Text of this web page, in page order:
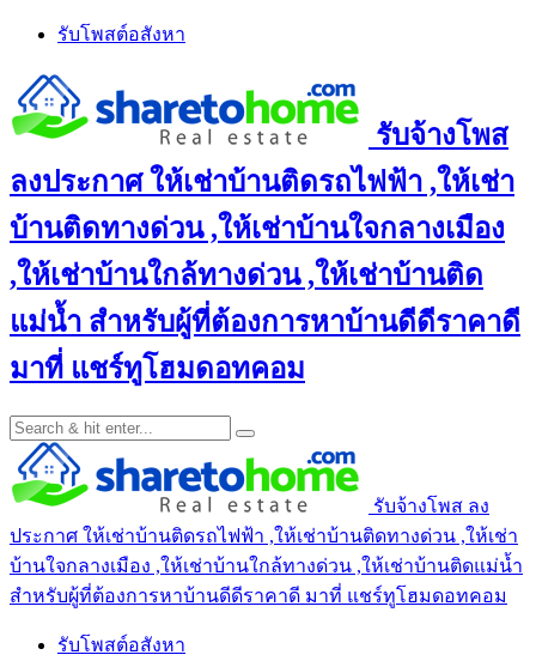
Skip
content
รับโพสต์อสังหา
รับจ้างโพส
ลงประกาศ ให้เช่าบ้านติดรถไฟฟ้า ,ให้เช่า
บ้านติดทางด่วน ,ให้เช่าบ้านใจกลางเมือง
,ให้เช่าบ้านใกล้ทางด่วน ,ให้เช่าบ้านติด
แม่น้ำ สำหรับผู้ที่ต้องการหาบ้านดีดีราคาดี
มาที่ แชร์ทูโฮมดอทคอม
รับจ้างโพส ลง
ประกาศ ให้เช่าบ้านติดรถไฟฟ้า ,ให้เช่าบ้านติดทางด่วน ,ให้เช่า
บ้านใจกลางเมือง ,ให้เช่าบ้านใกล้ทางด่วน ,ให้เช่าบ้านติดแม่น้ำ
สำหรับผู้ที่ต้องการหาบ้านดีดีราคาดี มาที่ แชร์ทูโฮมดอทคอม
รับโพสต์อสังหา